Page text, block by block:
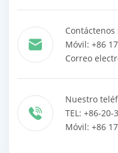
Móvil: +86
Correo
Nuestro
TEL: +86-20-
Móvil: +86